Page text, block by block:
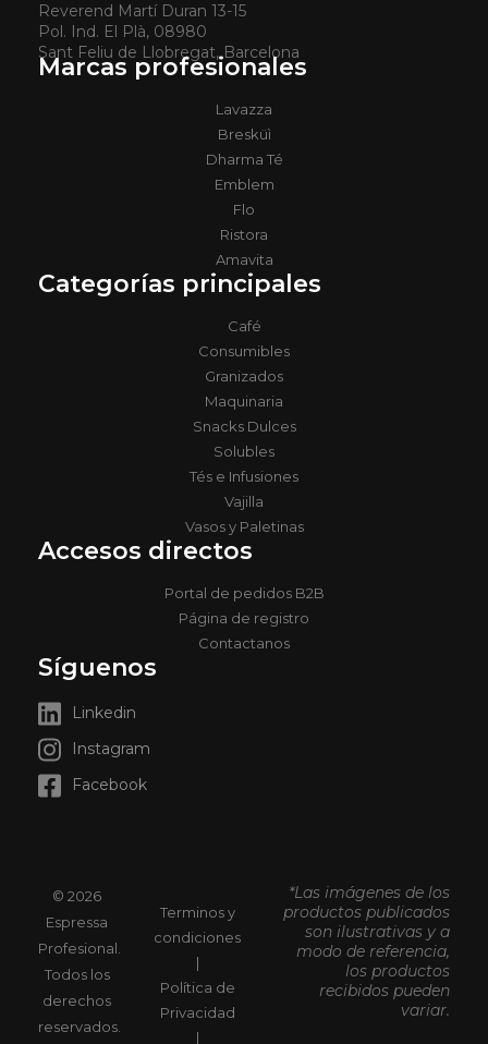
Reverend Martí Duran 13-15
Pol. Ind. El Plà, 08980
Sant Feliu de Llobregat, Barcelona
Marcas profesionales
Lavazza
Bresküì
Dharma Té
Emblem
Flo
Ristora
Amavita
Categorías principales
Café
Consumibles
Granizados
Maquinaria
Snacks Dulces
Solubles
Tés e Infusiones
Vajilla
Vasos y Paletinas
Accesos directos
Portal de pedidos B2B
Página de registro
Contactanos
Síguenos
Linkedin
Instagram
Facebook
© 2026
Espressa
Profesional.
Todos los
derechos
reservados.
Terminos y
condiciones
|
Política de
Privacidad
|
*Las imágenes de los
productos publicados
son ilustrativas y a
modo de referencia,
los productos
recibidos pueden
variar.